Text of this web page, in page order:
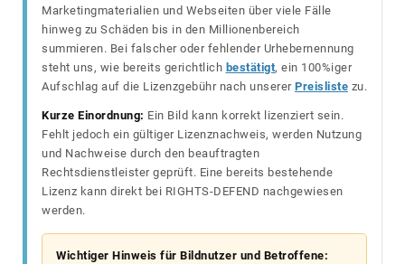
Marketingmaterialien und Webseiten über viele Fälle
hinweg zu Schäden bis in den Millionenbereich
summieren. Bei falscher oder fehlender Urhebernennung
steht uns, wie bereits gerichtlich bestätigt, ein 100%iger
Aufschlag auf die Lizenzgebühr nach unserer Preisliste zu.
Kurze Einordnung: Ein Bild kann korrekt lizenziert sein.
Fehlt jedoch ein gültiger Lizenznachweis, werden Nutzung
und Nachweise durch den beauftragten
Rechtsdienstleister geprüft. Eine bereits bestehende
Lizenz kann direkt bei RIGHTS-DEFEND nachgewiesen
werden.
Wichtiger Hinweis für Bildnutzer und Betroffene: